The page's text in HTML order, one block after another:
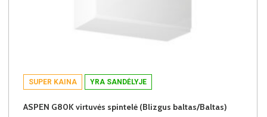
SUPER KAINA YRA SANDĖLYJE
ASPEN G80K virtuvės spintelė (Blizgus baltas/Baltas)